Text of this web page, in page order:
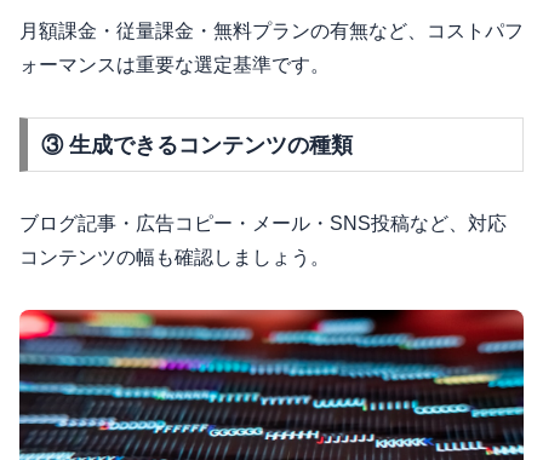
月額課金・従量課金・無料プランの有無など、コストパフ
ォーマンスは重要な選定基準です。
③ 生成できるコンテンツの種類
ブログ記事・広告コピー・メール・SNS投稿など、対応
コンテンツの幅も確認しましょう。